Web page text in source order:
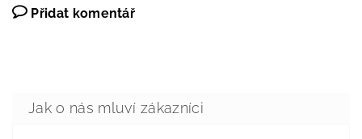
Přidat komentář